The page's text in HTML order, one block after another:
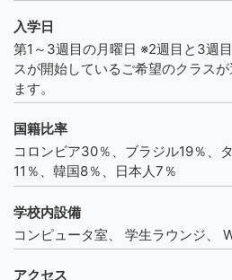
入学日
第1～3週目の月曜日 ※2週目と3週
スが開始しているご希望のクラス
ます。
国籍比率
コロンビア30％、ブラジル19％、
11％、韓国8％、日本人7％
学校内設備
コンピュータ室、 学生ラウンジ、
アクセス